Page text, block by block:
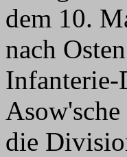
dem 10.
nach
die